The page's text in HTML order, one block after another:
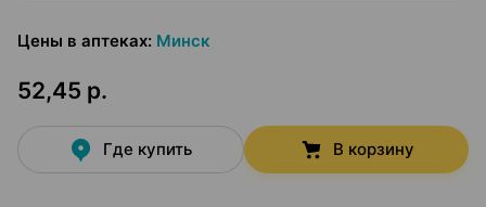
Цены в аптеках: Минск
52,45 р.
Где купить В корзину